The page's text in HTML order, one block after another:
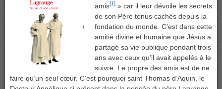
amis[1] » car il leur dévoile les secrets
de son Père tenus cachés depuis la
fondation du monde. C’est dans cette
amitié divine et humaine que Jésus a
partagé sa vie publique pendant trois
ans avec ceux qu’il avait appelés à le
suivre. Le propre des amis est de ne
faire qu’un seul cœur. C’est pourquoi saint Thomas d’Aquin, le